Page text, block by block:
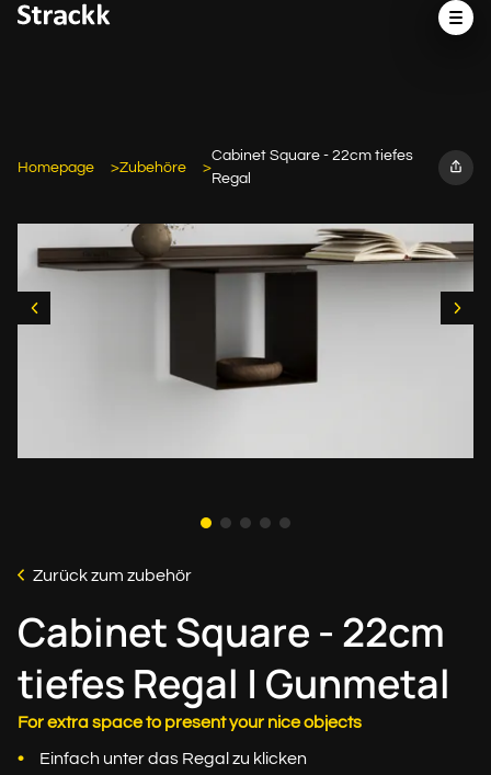
Homepage Zubehöre
Cabinet Square - 22cm tiefes
Regal
Zurück zum zubehör
Cabinet Square - 22cm
tiefes Regal | Gunmetal
For extra space to present your nice objects
Einfach unter das Regal zu klicken